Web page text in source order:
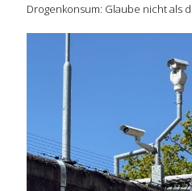
Drogenkonsum: Glaube nicht als